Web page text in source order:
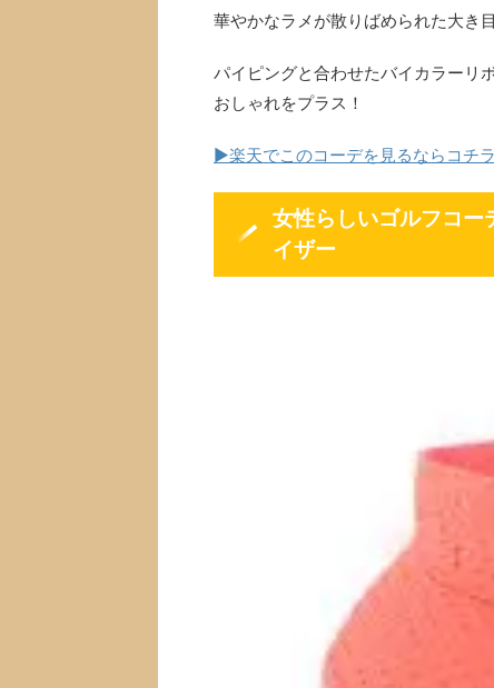
華やかなラメが散りばめられた大き
パイピングと合わせたバイカラーリ
おしゃれをプラス！
▶楽天でこのコーデを見るならコチラ
女性らしいゴルフコー
イザー